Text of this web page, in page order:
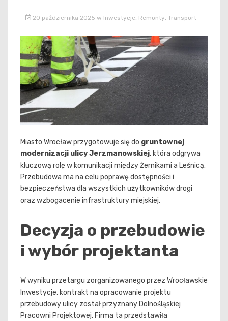
20 października 2025 w Inwestycje, Remonty Transport
Miasto Wrocław przygotowuje się do gruntownej
modernizacji ulicy Jerzmanowskiej, która odgrywa
kluczową rolę w komunikacji między Żernikami a Leśnicą.
Przebudowa ma na celu poprawę dostępności i
bezpieczeństwa dla wszystkich użytkowników drogi
oraz wzbogacenie infrastruktury miejskiej.
Decyzja o przebudowie
i wybór projektanta
W wyniku przetargu zorganizowanego przez Wrocławskie
Inwestycje, kontrakt na opracowanie projektu
przebudowy ulicy został przyznany Dolnośląskiej
Pracowni Projektowej. Firma ta przedstawiła